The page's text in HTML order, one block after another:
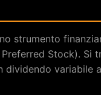
strumento
Stock). Si
dividendo variabile